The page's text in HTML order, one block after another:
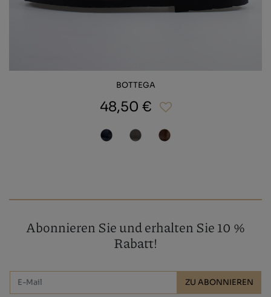
BOTTEGA
48,50 €
Abonnieren Sie und erhalten Sie 10 %
Rabatt!
ZU ABONNIEREN